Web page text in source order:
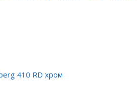
410 RD хром